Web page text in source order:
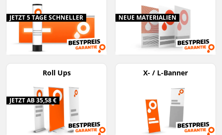
JETZT 5 TAGE SCHNELLER NEUE MATERIALIEN
Roll Ups
JETZT AB 35,58 €
X- / L-Banner